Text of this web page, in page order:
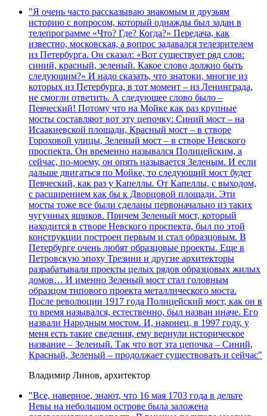
"Я очень часто рассказываю знакомым и друзьям
историю с вопросом, который однажды был задан в
телепрограмме «Что? Где? Когда?» Передача, как
известно, московская, а вопрос задавался телезрителем
из Петербурга. Он сказал: «Вот существует ряд слов:
синий, красный, зеленый. Какое слово должно быть
следующим?» И надо сказать, что знатоки, многие из
которых из Петербурга, в тот момент – из Ленинграда,
не смогли ответить. А следующее слово было –
Певческий! Потому что на Мойке как раз крупные
мосты составляют вот эту цепочку: Синий мост – на
Исаакиевской площади, Красный мост – в створе
Гороховой улицы, Зеленый мост – в створе Невского
проспекта. Он временно назывался Полицейским, а
сейчас, по-моему, он опять называется Зеленым. И если
дальше двигаться по Мойке, то следующий мост будет
Певческий, как раз у Капеллы. От Капеллы, с выходом,
с расширением как бы к Дворцовой площади. Эти
мосты тоже все были сделаны первоначально из таких
чугунных ящиков. Причем Зеленый мост, который
находится в створе Невского проспекта, был по этой
конструкции построен первым и стал образцовым. В
Петербурге очень любят образцовые проекты. Еще в
Петровскую эпоху Трезини и другие архитекторы
разрабатывали проекты целых рядов образцовых жилых
домов… И именно Зеленый мост стал головным
образцом типового проекта металлического моста.
После революции 1917 года Полицейский мост, как он в
то время назывался, естественно, был назван иначе. Его
назвали Народным мостом. И, наконец, в 1997 году, у
меня есть такие сведения, ему вернули историческое
название – Зеленый. Так что вот эта цепочка – Синий,
Красный, Зеленый – продолжает существовать и сейчас"
Владимир Линов, архитектор
"Все, наверное, знают, что 16 мая 1703 года в дельте
Невы на небольшом острове была заложена